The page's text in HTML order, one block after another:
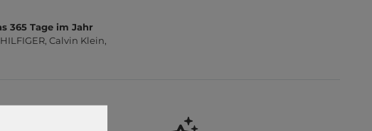
365 Tage im Jahr
Calvin Klein,